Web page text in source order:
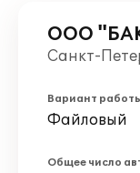
ООО
Санкт-
Вариант
Файловый
Общее число